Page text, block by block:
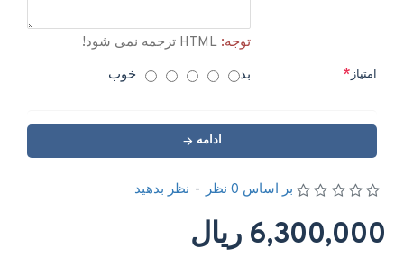
توجه:
امتیاز بد خوب
ادامه
بر اساس 0 نظر - نظر بدهید
6,300,000 ریال